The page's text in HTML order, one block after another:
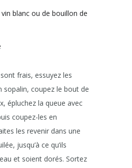
blanc ou de bouillon de
frais, essuyez les
sopalin, coupez le bout de
épluchez la queue avec
coupez-les en
les revenir dans une
jusqu’à ce qu’ils
et soient dorés. Sortez